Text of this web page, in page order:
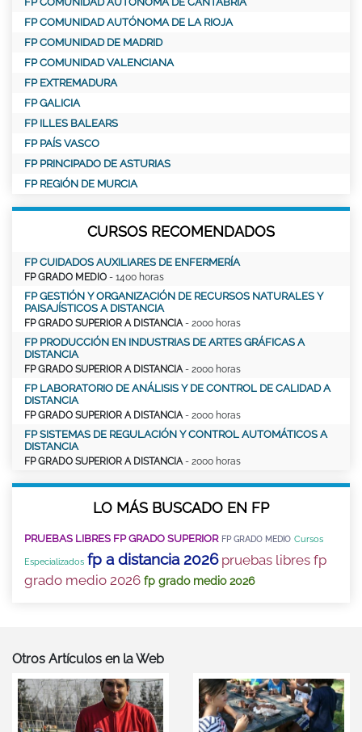
FP COMUNIDAD AUTÓNOMA DE LA RIOJA
FP COMUNIDAD DE MADRID
FP COMUNIDAD VALENCIANA
FP EXTREMADURA
FP GALICIA
FP ILLES BALEARS
FP PAÍS VASCO
FP PRINCIPADO DE ASTURIAS
FP REGIÓN DE MURCIA
CURSOS RECOMENDADOS
FP CUIDADOS AUXILIARES DE ENFERMERÍA
FP GRADO MEDIO - 1400 horas
FP GESTIÓN Y ORGANIZACIÓN DE RECURSOS NATURALES Y
PAISAJÍSTICOS A DISTANCIA
FP GRADO SUPERIOR A DISTANCIA- 2000 horas
FP PRODUCCIÓN EN INDUSTRIAS DE ARTES GRÁFICAS A
DISTANCIA
FP GRADO SUPERIOR A DISTANCIA- 2000 horas
FP LABORATORIO DE ANÁLISIS Y DE CONTROL DE CALIDAD A
DISTANCIA
FP GRADO SUPERIOR A DISTANCIA- 2000 horas
FP SISTEMAS DE REGULACIÓN Y CONTROL AUTOMÁTICOS A
DISTANCIA
FP GRADO SUPERIOR A DISTANCIA- 2000 horas
LO MÁS BUSCADO EN FP
PRUEBAS LIBRES FP GRADO SUPERIOR FP GRADO MEDIO Cursos
Especializados fp a distancia 2026 pruebas libres fp
grado medio 2026 fp grado medio 2026
Otros Artículos en la Web